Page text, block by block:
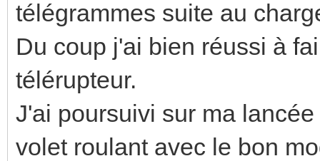
télégrammes suite au
Du coup j'ai bien réussi à
télérupteur.
J'ai poursuivi sur ma
volet roulant avec le bon